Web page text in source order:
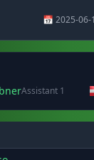
📅 2025-06-
Assistant 1